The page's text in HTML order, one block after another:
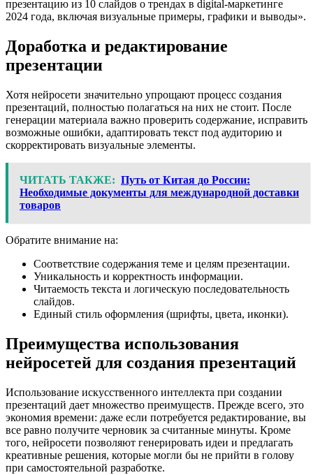
презентацию из 10 слайдов о трендах в digital-маркетинге
2024 года, включая визуальные примеры, графики и выводы».
Доработка и редактирование
презентации
Хотя нейросети значительно упрощают процесс создания
презентаций, полностью полагаться на них не стоит. После
генерации материала важно проверить содержание, исправить
возможные ошибки, адаптировать текст под аудиторию и
скорректировать визуальные элементы.
ЧИТАТЬ ТАКЖЕ: Путь от Китая до России:
Необходимые документы для международной доставки
товаров
Обратите внимание на:
Соответствие содержания теме и целям презентации.
Уникальность и корректность информации.
Читаемость текста и логическую последовательность
слайдов.
Единый стиль оформления (шрифты, цвета, иконки).
Преимущества использования
нейросетей для создания презентаций
Использование искусственного интеллекта при создании
презентаций дает множество преимуществ. Прежде всего, это
экономия времени: даже если потребуется редактирование, вы
все равно получите черновик за считанные минуты. Кроме
того, нейросети позволяют генерировать идеи и предлагать
креативные решения, которые могли бы не прийти в голову
при самостоятельной разработке.